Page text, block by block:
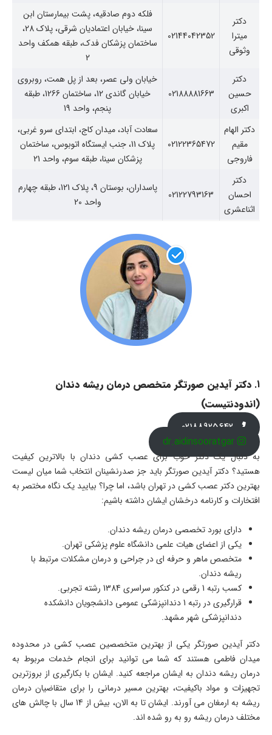
دکتر
میترا
وثوقی
02144042352
فلکه دوم صادقیه، پشت بیمارستان ابن
سینا، خیابان اعتمادیان شرقی، پلاک 28،
ساختمان پزشکان فدک، طبقه همکف واحد
2
دکتر
حسین
اکبری
02188881663
خیابان ولی عصر، بعد از پل همت، روبروی
خیابان گاندی 12، ساختمان 1266، طبقه
پنجم، واحد 19
دکتر الهام
مقیم
فاروجی
02122365472
سعادت آباد، میدان کاج، ابتدای سرو غربی،
پلاک 11، جنب ایستگاه اتوبوس، ساختمان
پزشکان سینا، طبقه سوم، واحد 21
دکتر
احسان
اثناعشری
02122793163
پاسداران، بوستان 9، پلاک 121، طبقه چهارم
واحد 20
1. دکتر آیدین صورتگر متخصص درمان ریشه دندان
(اندودنتیست)
dr.aidinsooratgar
به دنبال یک دکتر خوب برای عصب کشی دندان با بالاترین کیفیت
هستید؟ دکتر آیدین صورتگر باید جز صدرنشینان انتخاب شما میان لیست
بهترین دکتر عصب کشی در تهران باشد، اما چرا؟ بیایید یک نگاه مختصر به
افتخارات و کارنامه درخشان ایشان داشته باشیم:
دارای بورد تخصصی درمان ریشه دندان.
یکی از اعضای هیات علمی دانشگاه علوم پزشکی تهران.
متخصص ماهر و حرفه ای در جراحی و درمان مشکلات مرتبط با
ریشه دندان.
کسب رتبه 1 رقمی در کنکور سراسری 1384 رشته تجربی.
قرارگیری در رتبه 1 دندانپزشکی عمومی دانشجویان دانشکده
دندانپزشکی شهر مشهد.
دکتر آیدین صورتگر یکی از بهترین متخصصین عصب کشی در محدوده
میدان فاطمی هستند که شما می توانید برای انجام خدمات مربوط به
درمان ریشه دندان به ایشان مراجعه کنید. ایشان با بکارگیری از بروزترین
تجهیزات و مواد باکیفیت، بهترین مسیر درمانی را برای متقاضیان درمان
ریشه به ارمغان می آورند. ایشان تا به الان، بیش از 14 سال با چالش های
مختلف درمان ریشه رو به رو شده اند.